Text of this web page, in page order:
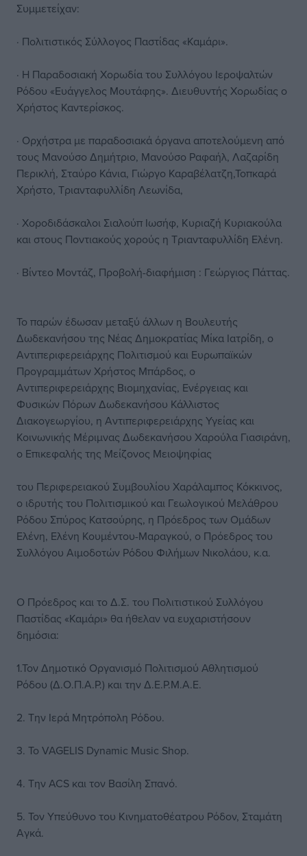
Συμμετείχαν:
· Πολιτιστικός Σύλλογος Παστίδας «Καμάρι».
· Η Παραδοσιακή Χορωδία του Συλλόγου Ιεροψαλτών
Ρόδου «Ευάγγελος Μουτάφης». Διευθυντής Χορωδίας ο
Χρήστος Καντερίσκος.
· Ορχήστρα με παραδοσιακά όργανα αποτελούμενη από
τους Μανούσο Δημήτριο, Μανούσο Ραφαήλ, Λαζαρίδη
Περικλή, Σταύρο Κάνια, Γιώργο Καραβέλατζη,Τοπκαρά
Χρήστο, Τριανταφυλλίδη Λεωνίδα,
· Χοροδιδάσκαλοι Σιαλούπ Ιωσήφ, Κυριαζή Κυριακούλα
και στους Ποντιακούς χορούς η Τριανταφυλλίδη Ελένη.
· Βίντεο Μοντάζ, Προβολή-διαφήμιση : Γεώργιος Πάττας.
Το παρών έδωσαν μεταξύ άλλων η Βουλευτής
Δωδεκανήσου της Νέας Δημοκρατίας Μίκα Ιατρίδη, ο
Αντιπεριφερειάρχης Πολιτισμού και Ευρωπαϊκών
Προγραμμάτων Χρήστος Μπάρδος, ο
Αντιπεριφερειάρχης Βιομηχανίας, Ενέργειας και
Φυσικών Πόρων Δωδεκανήσου Κάλλιστος
Διακογεωργίου, η Αντιπεριφερειάρχης Υγείας και
Κοινωνικής Μέριμνας Δωδεκανήσου Χαρούλα Γιασιράνη,
ο Επικεφαλής της Μείζονος Μειοψηφίας
του Περιφερειακού Συμβουλίου Χαράλαμπος Κόκκινος,
ο ιδρυτής του Πολιτισμικού και Γεωλογικού Μελάθρου
Ρόδου Σπύρος Κατσούρης, η Πρόεδρος των Ομάδων
Ελένη, Ελένη Κουμέντου-Μαραγκού, ο Πρόεδρος του
Συλλόγου Αιμοδοτών Ρόδου Φιλήμων Νικολάου, κ.α.
Ο Πρόεδρος και το Δ.Σ. του Πολιτιστικού Συλλόγου
Παστίδας «Καμάρι» θα ήθελαν να ευχαριστήσουν
δημόσια:
1.Τον Δημοτικό Οργανισμό Πολιτισμού Αθλητισμού
Ρόδου (Δ.Ο.Π.Α.Ρ.) και την Δ.Ε.Ρ.Μ.Α.Ε.
2. Την Ιερά Μητρόπολη Ρόδου.
3. Το VAGELIS Dynamic Music Shop.
4. Την ACS και τον Βασίλη Σπανό.
5. Τον Υπεύθυνο του Κινηματοθέατρου Ρόδον, Σταμάτη
Αγκά.